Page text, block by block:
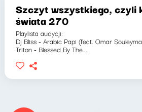
Szczyt wszystkiego, czyli
świata 270
Playlista audycji:
Dj Bliss - Arabic Papi (feat. Omar
Triton - Blessed By The...